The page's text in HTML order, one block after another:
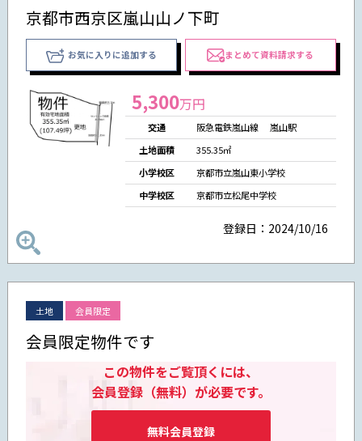
京都市西京区嵐山山ノ下町
お気に入りに追加する まとめて資料請求する
5,300万円
交通
阪急電鉄嵐山線 嵐山駅
土地面積
355.35㎡
小学校区
京都市立嵐山東小学校
中学校区
京都市立松尾中学校
登録日：2024/10/16
土地 会員限定
会員限定物件です
この物件をご覧頂くには、
会員登録（無料）が必要です。
無料会員登録